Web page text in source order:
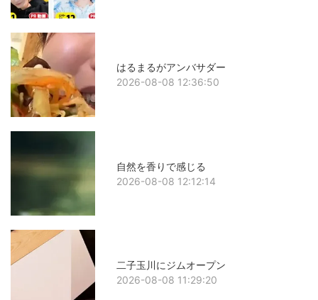
はるまるがアンバサダー
2026-08-08 12:36:50
自然を香りで感じる
2026-08-08 12:12:14
二子玉川にジムオープン
2026-08-08 11:29:20